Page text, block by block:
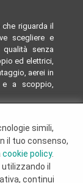
simili,
il tuo consenso,
cookie policy.
il
continui
riguarda il
scegliere e
senza
ed elettrici,
aerei in
a scoppio,